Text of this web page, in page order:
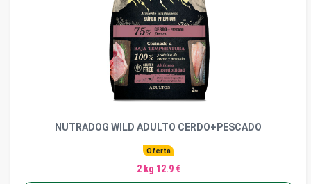
NUTRADOG WILD ADULTO CERDO+PESCADO
Oferta
2 kg 12.9 €